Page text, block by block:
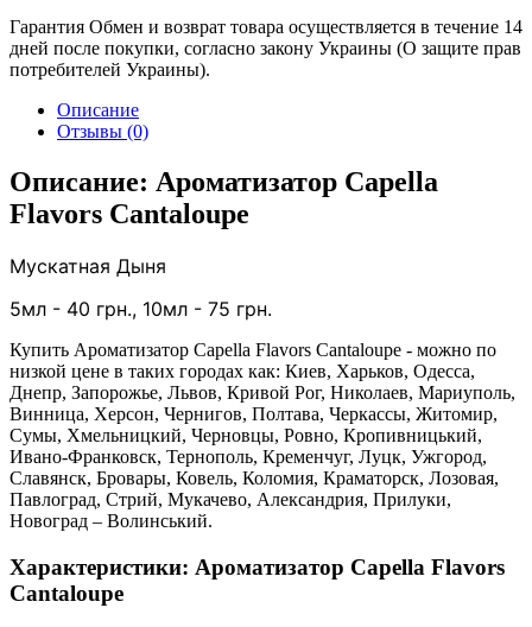
Гарантия Обмен и возврат товара осуществляется в течение 14
дней после покупки, согласно закону Украины (О защите прав
потребителей Украины).
Описание
Отзывы (0)
Описание: Ароматизатор Capella
Flavors Cantaloupe
Мускатная Дыня
5мл - 40 грн., 10мл - 75 грн.
Купить Ароматизатор Capella Flavors Cantaloupe - можно по
низкой цене в таких городах как: Киев, Харьков, Одесса,
Днепр, Запорожье, Львов, Кривой Рог, Николаев, Мариуполь,
Винница, Херсон, Чернигов, Полтава, Черкассы, Житомир,
Сумы, Хмельницкий, Черновцы, Ровно, Кропивницький,
Ивано-Франковск, Тернополь, Кременчуг, Луцк, Ужгород,
Славянск, Бровары, Ковель, Коломия, Краматорск, Лозовая,
Павлоград, Стрий, Мукачево, Александрия, Прилуки,
Новоград – Волинський.
Характеристики: Ароматизатор Capella Flavors
Cantaloupe